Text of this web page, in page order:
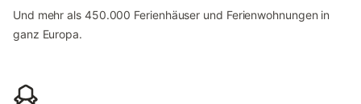
Und mehr als 450.000 Ferienhäuser und Ferienwohnungen in
ganz Europa.